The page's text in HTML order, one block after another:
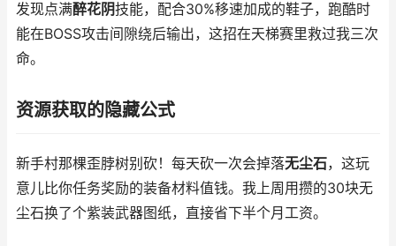
发现点满醉花阴技能，配合30%移速加成的鞋子，跑酷时
能在BOSS攻击间隙绕后输出，这招在天梯赛里救过我三次
命。
资源获取的隐藏公式
新手村那棵歪脖树别砍！每天砍一次会掉落无尘石，这玩
意儿比你任务奖励的装备材料值钱。我上周用攒的30块无
尘石换了个紫装武器图纸，直接省下半个月工资。